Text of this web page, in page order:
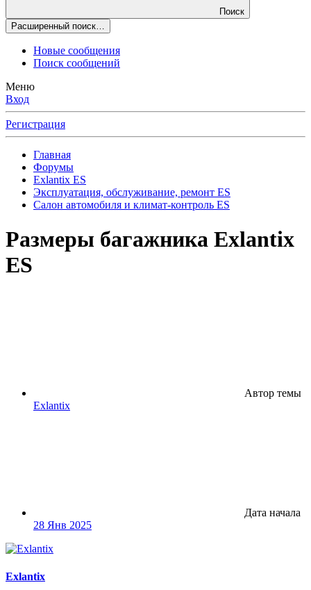
Поиск
Расширенный поиск…
Новые сообщения
Поиск сообщений
Меню
Вход
Регистрация
Главная
Форумы
Exlantix ES
Эксплуатация, обслуживание, ремонт ES
Салон автомобиля и климат-контроль ES
Размеры багажника Exlantix
ES
Автор темы
Exlantix
Дата начала
28 Янв 2025
Exlantix